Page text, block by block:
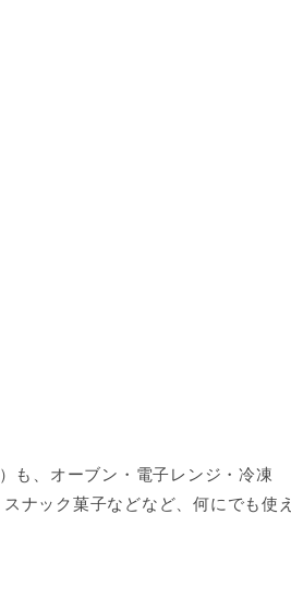
）も、オーブン・電子レンジ・冷凍
ナック菓子などなど、何にでも使え